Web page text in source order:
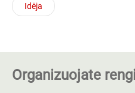
Idėja
Organizuojate